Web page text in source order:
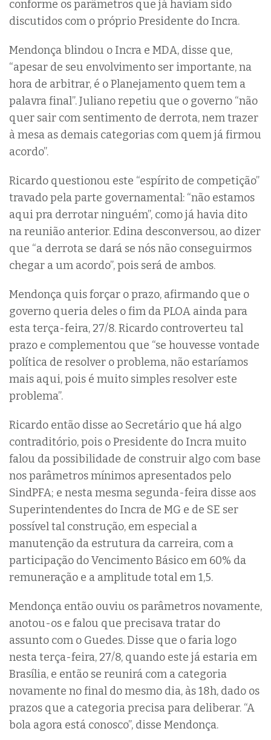
conforme os parâmetros que já haviam sido
discutidos com o próprio Presidente do Incra.
Mendonça blindou o Incra e MDA, disse que,
“apesar de seu envolvimento ser importante, na
hora de arbitrar, é o Planejamento quem tem a
palavra final”. Juliano repetiu que o governo “não
quer sair com sentimento de derrota, nem trazer
à mesa as demais categorias com quem já firmou
acordo”.
Ricardo questionou este “espírito de competição”
travado pela parte governamental: “não estamos
aqui pra derrotar ninguém”, como já havia dito
na reunião anterior. Edina desconversou, ao dizer
que “a derrota se dará se nós não conseguirmos
chegar a um acordo”, pois será de ambos.
Mendonça quis forçar o prazo, afirmando que o
governo queria deles o fim da PLOA ainda para
esta terça-feira, 27/8. Ricardo controverteu tal
prazo e complementou que “se houvesse vontade
política de resolver o problema, não estaríamos
mais aqui, pois é muito simples resolver este
problema”.
Ricardo então disse ao Secretário que há algo
contraditório, pois o Presidente do Incra muito
falou da possibilidade de construir algo com base
nos parâmetros mínimos apresentados pelo
SindPFA; e nesta mesma segunda-feira disse aos
Superintendentes do Incra de MG e de SE ser
possível tal construção, em especial a
manutenção da estrutura da carreira, com a
participação do Vencimento Básico em 60% da
remuneração e a amplitude total em 1,5.
Mendonça então ouviu os parâmetros novamente,
anotou-os e falou que precisava tratar do
assunto com o Guedes. Disse que o faria logo
nesta terça-feira, 27/8, quando este já estaria em
Brasília, e então se reunirá com a categoria
novamente no final do mesmo dia, às 18h, dado os
prazos que a categoria precisa para deliberar. “A
bola agora está conosco”, disse Mendonça.